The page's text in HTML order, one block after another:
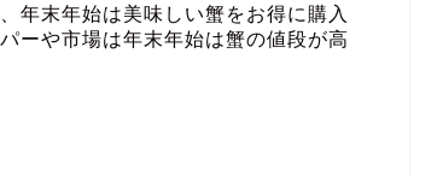
年末年始は美味しい蟹をお得に購入
ーや市場は年末年始は蟹の値段が高